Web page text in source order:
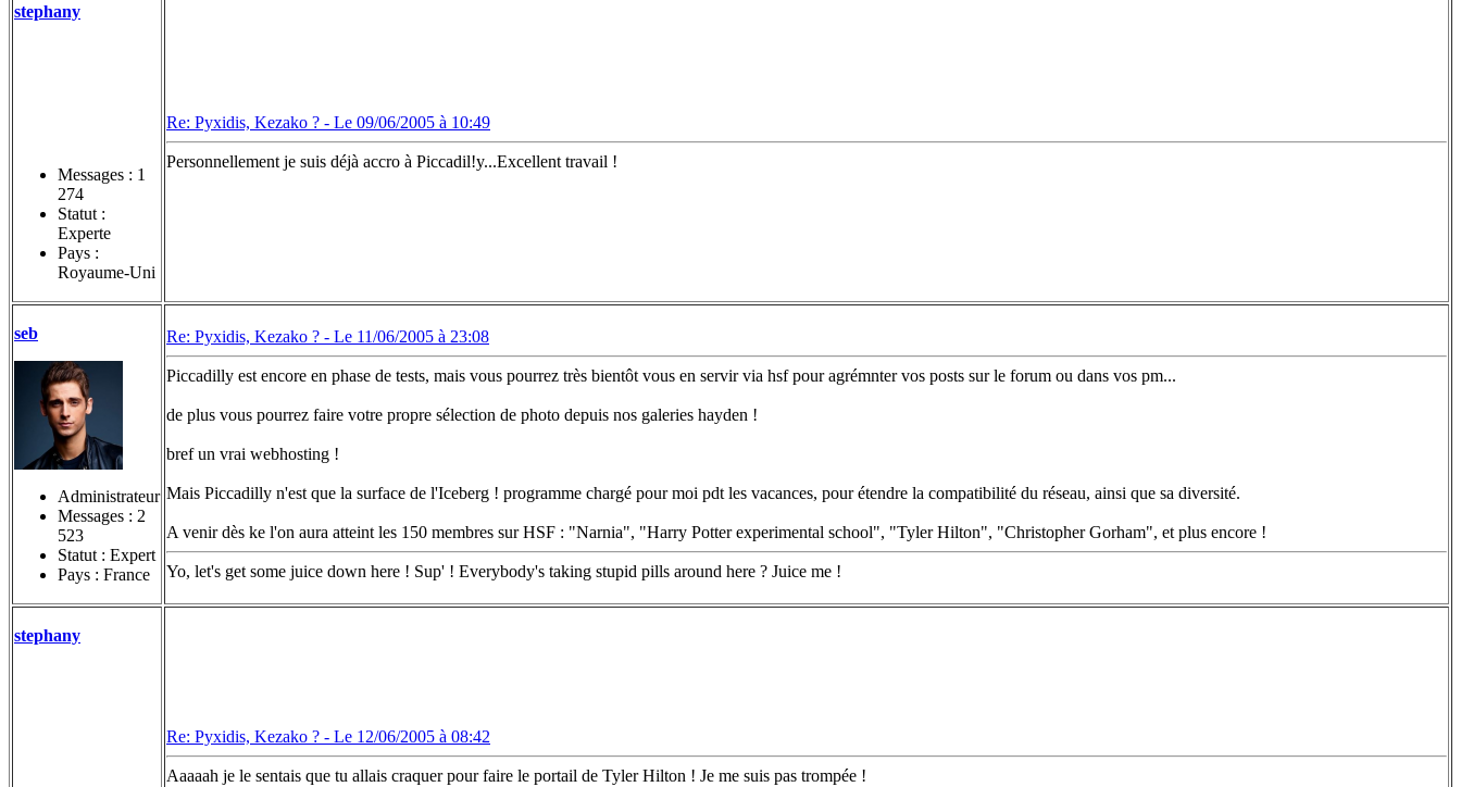
stephany
Messages : 1
274
Statut :
Experte
Pays :
Royaume-Uni
Re: Pyxidis, Kezako ? - Le 09/06/2005 à 10:49
Personnellement je suis déjà accro à Piccadil!y...Excellent travail !
seb
Administrateur
Messages : 2
523
Statut : Expert
Pays : France
Re: Pyxidis, Kezako ? - Le 11/06/2005 à 23:08
Piccadilly est encore en phase de tests, mais vous pourrez très bientôt vous en servir via hsf pour agrémnter vos posts sur le forum ou dans vos pm...
de plus vous pourrez faire votre propre sélection de photo depuis nos galeries hayden !
bref un vrai webhosting !
Mais Piccadilly n'est que la surface de l'Iceberg ! programme chargé pour moi pdt les vacances, pour étendre la compatibilité du réseau, ainsi que sa diversité.
A venir dès ke l'on aura atteint les 150 membres sur HSF : "Narnia", "Harry Potter experimental school", "Tyler Hilton", "Christopher Gorham", et plus encore !
Yo, let's get some juice down here ! Sup' ! Everybody's taking stupid pills around here ? Juice me !
stephany
Re: Pyxidis, Kezako ? - Le 12/06/2005 à 08:42
Aaaaah je le sentais que tu allais craquer pour faire le portail de Tyler Hilton ! Je me suis pas trompée !